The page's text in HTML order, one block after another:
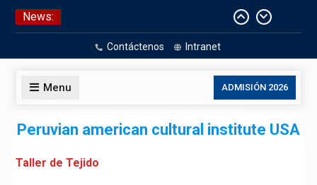
Skip
News:
CELEBRACIÓN DE BAUTISMO
Pizarras Inteligentes
Contáctenos Intranet
Menu ADMISIÓN 2026
Peruvian american cultural institute USA
Taller de Tejido